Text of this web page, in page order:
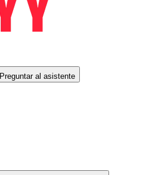
Preguntar al asistente